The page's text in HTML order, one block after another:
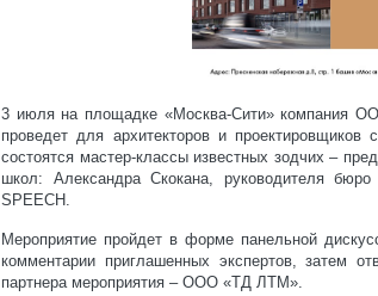
3 июля на площадке «Москва-Сити» компания
проведет для архитекторов и
состоятся мастер-классы известных зодчих –
школ: Александра Скокана, руководителя
SPEECH.
Мероприятие пройдет в форме панельной
комментарии приглашенных экспертов, затем
партнера мероприятия – ООО «ТД ЛТМ».